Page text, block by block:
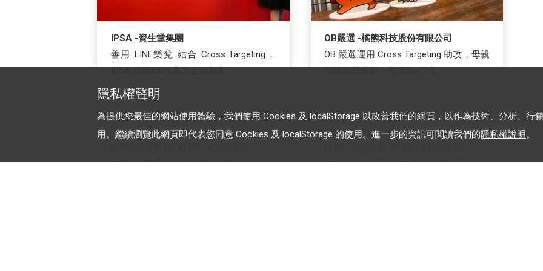
IPSA -資生堂集團
善用 LINE樂兌 結合 Cross Targeting，
LINE 成效型廣告
LINE POINTS
OB嚴選 -橘熊科技股份有限公司
OB 嚴選運用 Cross Targeting 助攻，母親
LINE 成效型廣告
LINE POINTS
隱私權聲明
為提供您最佳的網站使用體驗，我們使用 Cookies 及 localStorage 以改善我們的網頁，以作為技術、分析、行
用。繼續瀏覽此網頁即代表您同意 Cookies 及 localStorage 的使用。進一步的資訊可閱讀我們的隱私權說明。